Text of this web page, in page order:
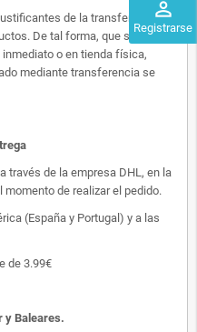
perm_identity
Registrarse
de la transferencia,
De tal forma, que si alguien
o en tienda física,
mediante transferencia se
través de la empresa DHL, en la
de realizar el pedido.
(España y Portugal) y a las
de 3.99€
y Baleares.